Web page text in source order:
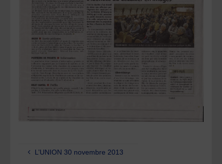
L’UNION 30 novembre 2013